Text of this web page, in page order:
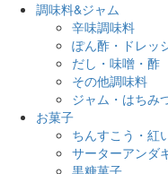
調味料&ジャム
辛味調味料
ぽん酢・ドレッ
だし・味噌・酢
その他調味料
ジャム・はちみ
お菓子
ちんすこう・紅
サーターアンダ
黒糖菓子